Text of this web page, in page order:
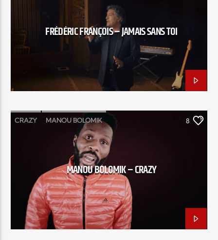
FRÉDÉRIC FRANÇOIS – JAMAIS SANS TOI
CRAZY MANOU BOLOMIK 8
MANOU BOLOMIK – CRAZY